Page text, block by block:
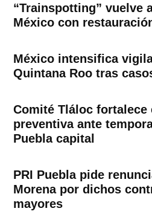
“Trainspotting” vuelve
México con
México intensifica
Quintana Roo tras
Comité Tláloc fortalece
preventiva ante
Puebla capital
PRI Puebla pide
Morena por dichos
mayores